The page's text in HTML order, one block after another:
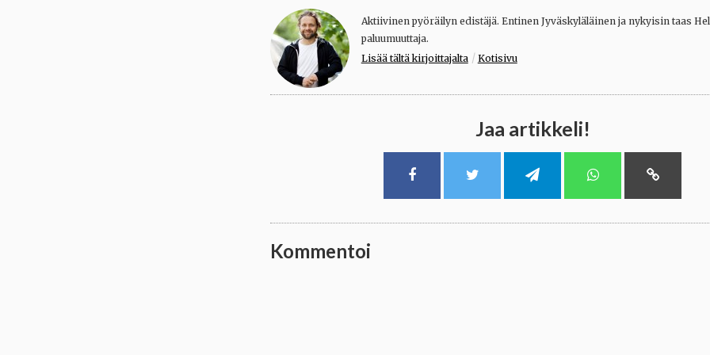
Aktiivinen pyöräilyn edistäjä. Entinen Jyväskyläläinen ja nykyisin taas
paluumuuttaja.
Lisää tältä kirjoittajalta / Kotisivu
Jaa artikkeli!
Kommentoi